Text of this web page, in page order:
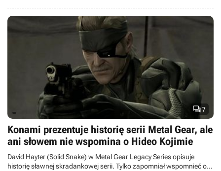
7
Konami prezentuje historię serii Metal Gear, ale
ani słowem nie wspomina o Hideo Kojimie
David Hayter (Solid Snake) w Metal Gear Legacy Series opisuje
historię sławnej skradankowej serii. Tylko zapomniał wspomnieć o